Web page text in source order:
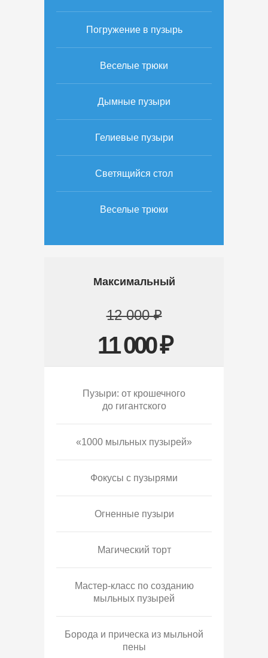
Погружение в пузырь
Веселые трюки
Дымные пузыри
Гелиевые пузыри
Светящийся стол
Веселые трюки
Максимальный
12 000 ₽
11 000 ₽
Пузыри: от крошечного
до гигантского
«1000 мыльных пузырей»
Фокусы с пузырями
Огненные пузыри
Магический торт
Мастер-класс по созданию
мыльных пузырей
Борода и прическа из мыльной
пены